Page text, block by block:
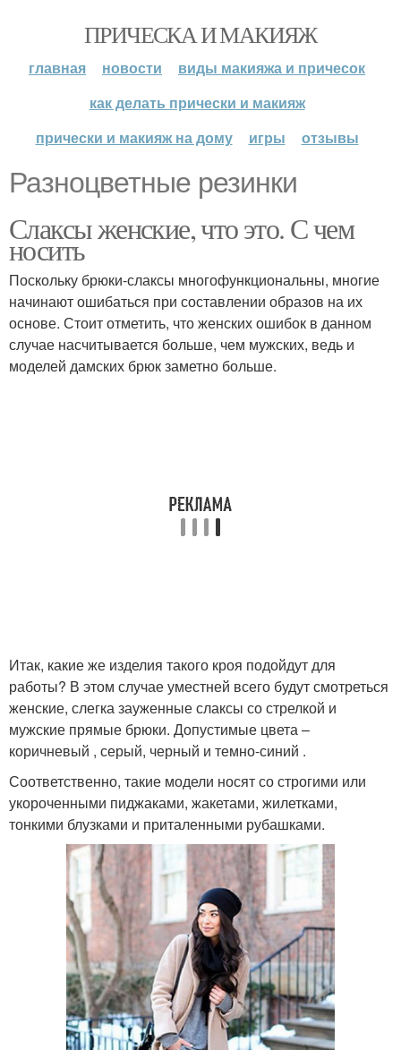
ПРИЧЕСКА И МАКИЯЖ
главная новости
виды макияжа и причесок
как делать прически и макияж
прически и макияж на дому
игры отзывы
Разноцветные резинки
Слаксы женские, что это. С чем
носить
Поскольку брюки-слаксы многофункциональны, многие
начинают ошибаться при составлении образов на их
основе. Стоит отметить, что женских ошибок в данном
случае насчитывается больше, чем мужских, ведь и
моделей дамских брюк заметно больше.
Итак, какие же изделия такого кроя подойдут для
работы? В этом случае уместней всего будут смотреться
женские, слегка зауженные слаксы со стрелкой и
мужские прямые брюки. Допустимые цвета –
коричневый , серый, черный и темно-синий .
Соответственно, такие модели носят со строгими или
укороченными пиджаками, жакетами, жилетками,
тонкими блузками и приталенными рубашками.